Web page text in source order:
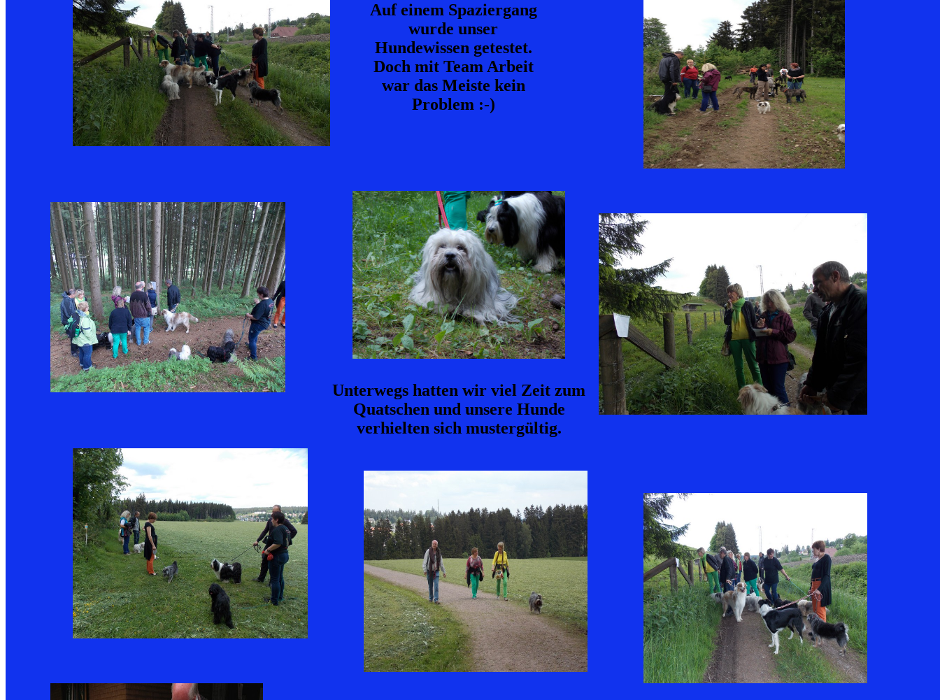
Auf einem Spaziergang
wurde unser
Hundewissen getestet.
Doch mit Team Arbeit
war das Meiste kein
Problem :-)
Unterwegs hatten wir viel Zeit zum
Quatschen und unsere Hunde
verhielten sich mustergültig.